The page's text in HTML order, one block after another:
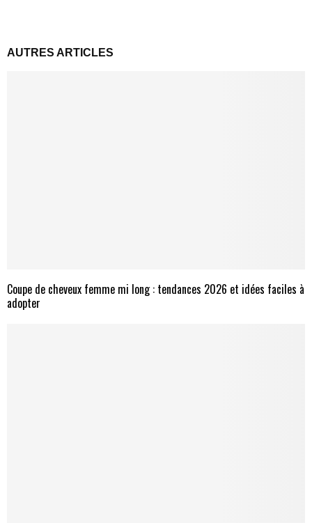
AUTRES ARTICLES
Coupe de cheveux femme mi long : tendances 2026 et idées faciles à
adopter